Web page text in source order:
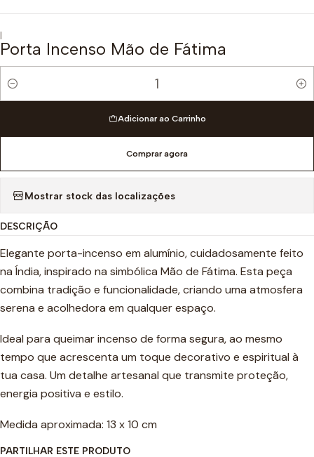
|
Porta Incenso Mão de Fátima
Quantidade
Adicionar ao Carrinho
Comprar agora
Mostrar stock das localizações
DESCRIÇÃO
Elegante porta-incenso em alumínio, cuidadosamente feito
na Índia, inspirado na simbólica Mão de Fátima. Esta peça
combina tradição e funcionalidade, criando uma atmosfera
serena e acolhedora em qualquer espaço.
Ideal para queimar incenso de forma segura, ao mesmo
tempo que acrescenta um toque decorativo e espiritual à
tua casa. Um detalhe artesanal que transmite proteção,
energia positiva e estilo.
Medida aproximada: 13 x 10 cm
PARTILHAR ESTE PRODUTO